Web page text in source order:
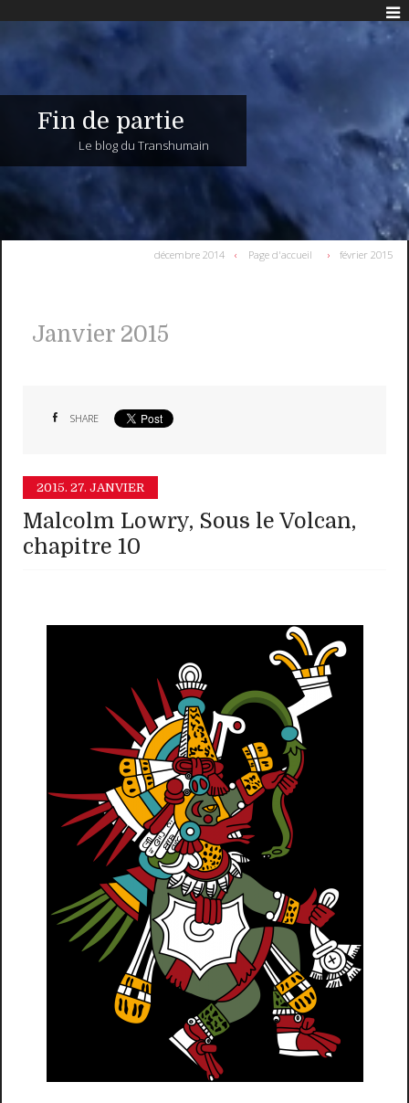
Fin de partie
Le blog du Transhumain
décembre 2014 Page d'accueil février 2015
Janvier 2015
SHARE
2015. 27. JANVIER
Malcolm Lowry, Sous le Volcan,
chapitre 10